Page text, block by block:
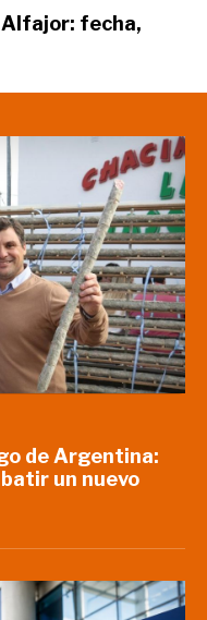
fecha,
de Argentina:
un nuevo